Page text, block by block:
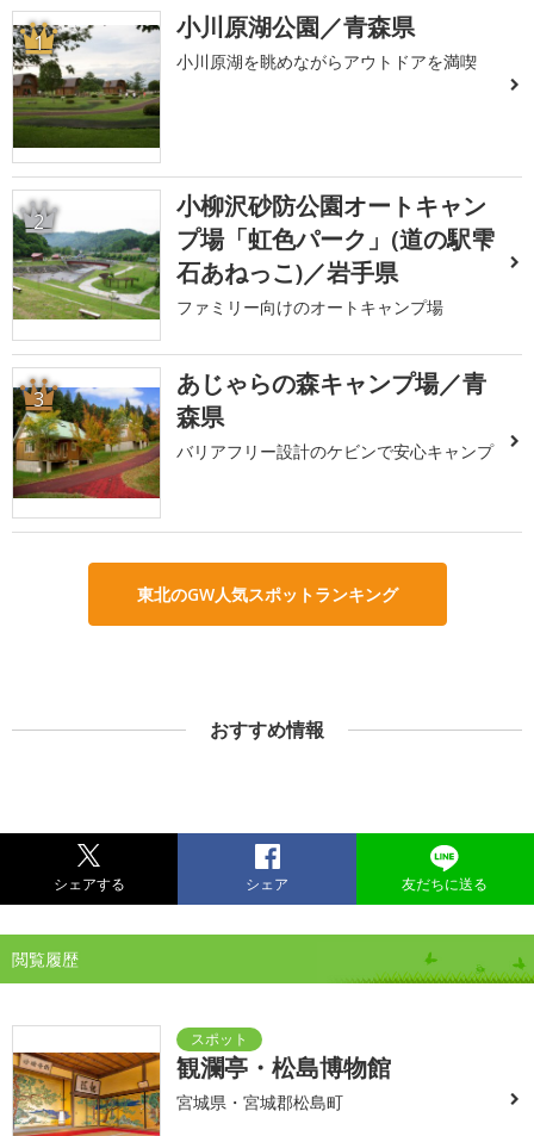
1 小川原湖公園／青森県
小川原湖を眺めながらアウトドアを満喫
2
小柳沢砂防公園オートキャン
プ場「虹色パーク」(道の駅雫
石あねっこ)／岩手県
ファミリー向けのオートキャンプ場
3
あじゃらの森キャンプ場／青
森県
バリアフリー設計のケビンで安心キャンプ
東北のGW人気スポットランキング
おすすめ情報
シェアする シェア 友だちに送る
閲覧履歴
観瀾亭・松島博物館
宮城県・宮城郡松島町